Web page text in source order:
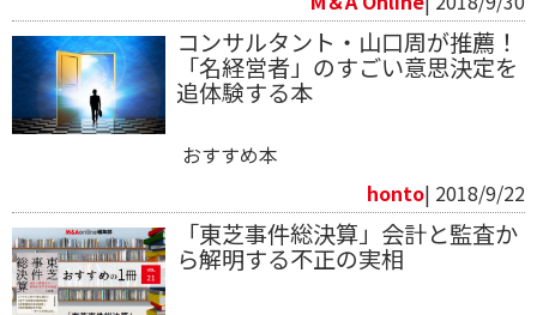
コンサルタント・山口周が推薦！
「名経営者」のすごい意思決定を
追体験する本
おすすめ本
honto| 2018/9/22
「東芝事件総決算」会計と監査か
ら解明する不正の実相